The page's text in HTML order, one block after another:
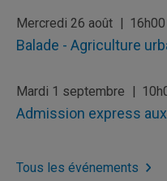
Mercredi 26 août 16h00
Balade - Agriculture
Mardi 1 septembre
Admission express
Tous les événements